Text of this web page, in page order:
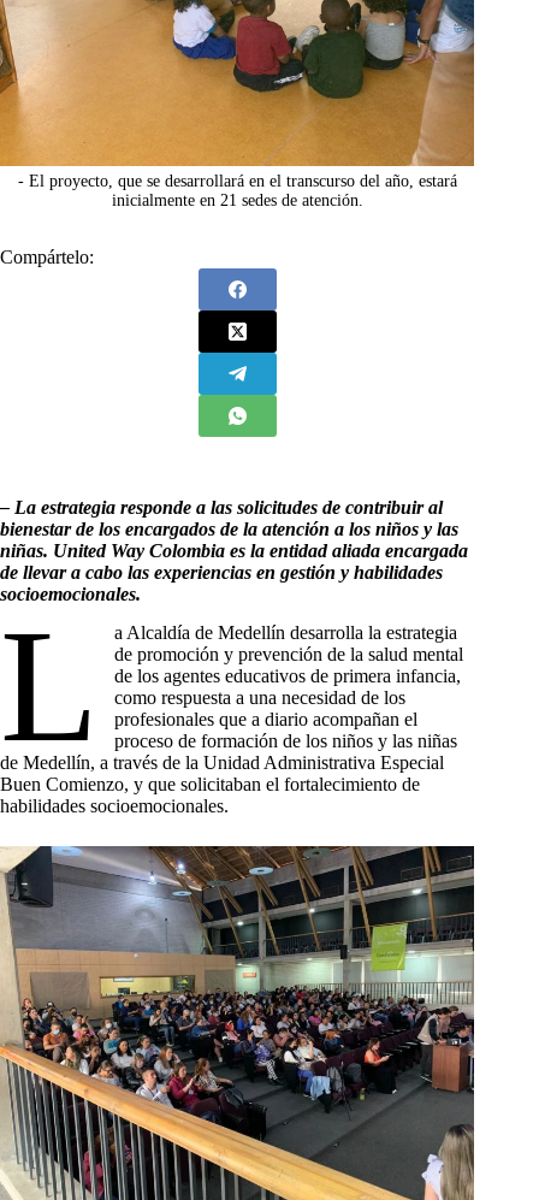
- El proyecto, que se desarrollará en el transcurso del año, estará
inicialmente en 21 sedes de atención.
Compártelo:
– La estrategia responde a las solicitudes de contribuir al
bienestar de los encargados de la atención a los niños y las
niñas. United Way Colombia es la entidad aliada encargada
de llevar a cabo las experiencias en gestión y habilidades
socioemocionales.
L
a Alcaldía de Medellín desarrolla la estrategia
de promoción y prevención de la salud mental
de los agentes educativos de primera infancia,
como respuesta a una necesidad de los
profesionales que a diario acompañan el
proceso de formación de los niños y las niñas
de Medellín, a través de la Unidad Administrativa Especial
Buen Comienzo, y que solicitaban el fortalecimiento de
habilidades socioemocionales.